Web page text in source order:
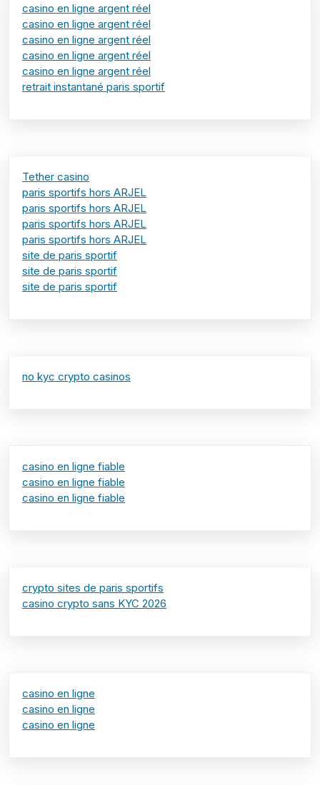
casino en ligne argent réel
casino en ligne argent réel
casino en ligne argent réel
casino en ligne argent réel
casino en ligne argent réel
retrait instantané paris sportif
Tether casino
paris sportifs hors ARJEL
paris sportifs hors ARJEL
paris sportifs hors ARJEL
paris sportifs hors ARJEL
site de paris sportif
site de paris sportif
site de paris sportif
no kyc crypto casinos
casino en ligne fiable
casino en ligne fiable
casino en ligne fiable
crypto sites de paris sportifs
casino crypto sans KYC 2026
casino en ligne
casino en ligne
casino en ligne